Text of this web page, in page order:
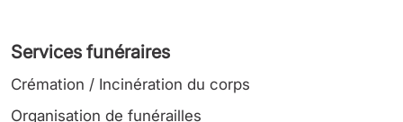
Services funéraires
Crémation / Incinération du corps
Organisation de funérailles